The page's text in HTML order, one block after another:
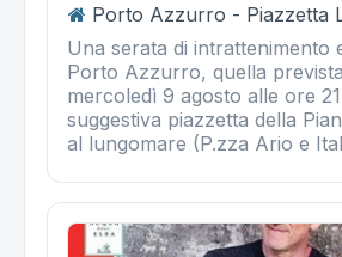
Porto Azzurro - Piazzetta
Una serata di intrattenimento
Porto Azzurro, quella
mercoledì 9 agosto alle ore
suggestiva piazzetta della
al lungomare (P.zza Ario e